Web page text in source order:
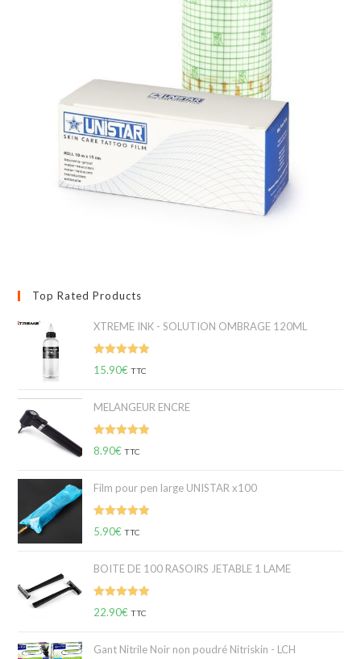
Top Rated Products
XTREME INK - SOLUTION OMBRAGE 120ML
Note5.00
15.90€ TTC
MELANGEUR ENCRE
Note5.00
8.90€ TTC
Film pour pen large UNISTAR x100
Note5.00
5.90€ TTC
BOITE DE 100 RASOIRS JETABLE 1 LAME
Note5.00
22.90€ TTC
Gant Nitrile Noir non poudré Nitriskin - LCH